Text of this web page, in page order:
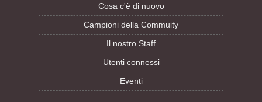
Cosa c'è di nuovo
Campioni della Commuity
Il nostro Staff
Utenti connessi
Eventi